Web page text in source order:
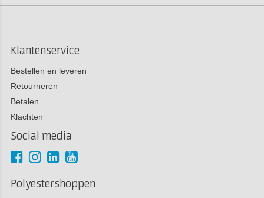
Klantenservice
Bestellen en leveren
Retourneren
Betalen
Klachten
Social media
Polyestershoppen